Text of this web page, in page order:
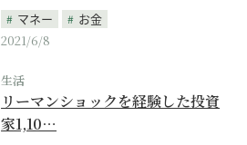
マネー
お金
2021/6/8
生活
リーマンショックを経験した投資
家1,10…